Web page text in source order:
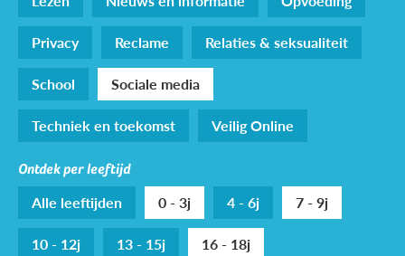
Privacy
Reclame
Relaties & seksualiteit
School
Sociale media
Techniek en toekomst
Veilig Online
Ontdek per leeftijd
Alle leeftijden 0 - 3j 4 - 6j
7 - 9j
10 - 12j
13 - 15j 16 - 18j